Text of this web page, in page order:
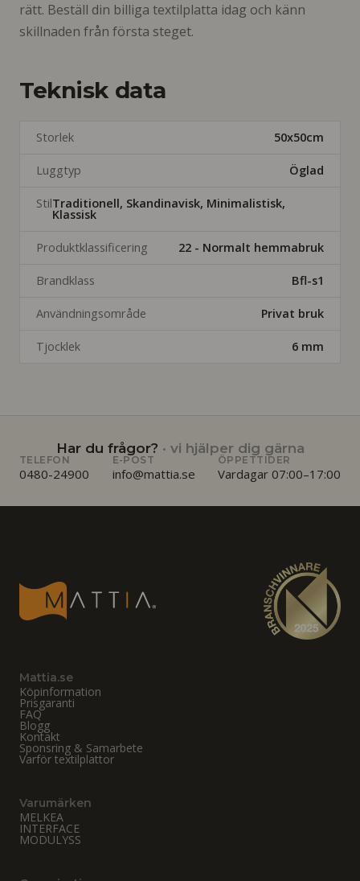
rätt. Beställ din billiga textilplatta idag och känn
skillnaden från första steget.
Teknisk data
Storlek 50x50cm
Luggtyp Öglad
StilTraditionell, Skandinavisk, Minimalistisk,
Klassisk
Produktklassificering 22 - Normalt hemmabruk
Brandklass Bfl-s1
Användningsområde Privat bruk
Tjocklek 6 mm
Har du frågor? · vi hjälper dig gärna
TELEFON
0480-24900
E-POST
info@mattia.se
ÖPPETTIDER
Vardagar 07:00–17:00
Mattia.se
Köpinformation
Prisgaranti
FAQ
Blogg
Kontakt
Sponsring & Samarbete
Varför textilplattor
Varumärken
MELKEA
INTERFACE
MODULYSS